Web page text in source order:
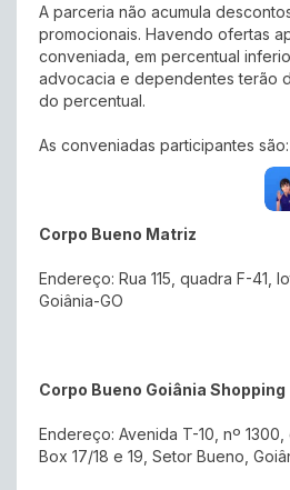
A parceria não acumula
promocionais. Havendo ofertas
conveniada, em percentual
advocacia e dependentes terão
do percentual.
As conveniadas participantes são:
Corpo Bueno Matriz
Endereço: Rua 115, quadra F-41,
Goiânia-GO
Corpo Bueno Goiânia Shopping
Endereço: Avenida T-10, nº 1300,
Box 17/18 e 19, Setor Bueno,